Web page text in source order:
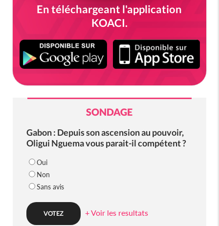
En téléchargeant l'application
KOACI.
SONDAGE
Gabon : Depuis son ascension au pouvoir,
Oligui Nguema vous parait-il compétent ?
Oui
Non
Sans avis
+ Voir les resultats